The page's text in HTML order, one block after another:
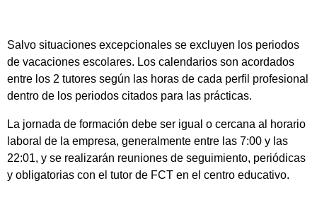
Salvo situaciones excepcionales se excluyen los periodos
de vacaciones escolares. Los calendarios son acordados
entre los 2 tutores según las horas de cada perfil profesional
dentro de los periodos citados para las prácticas.
La jornada de formación debe ser igual o cercana al horario
laboral de la empresa, generalmente entre las 7:00 y las
22:01, y se realizarán reuniones de seguimiento, periódicas
y obligatorias con el tutor de FCT en el centro educativo.